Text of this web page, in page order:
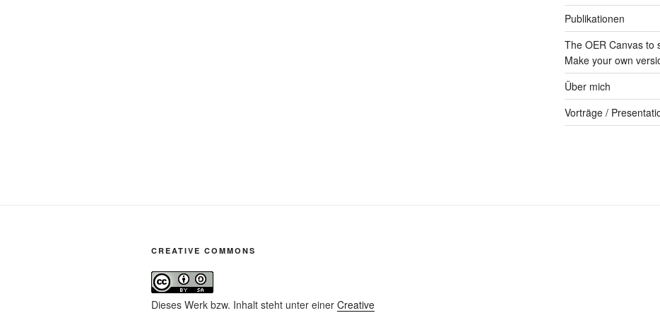
Publikationen
The OER Canvas to
Make your own
Über mich
Vorträge /
CREATIVE COMMONS
Dieses Werk bzw. Inhalt steht unter einer Creative